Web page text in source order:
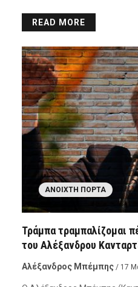
READ MORE
ΑΝΟΙΧΤΉ ΠΌΡΤΑ
Τράμπα τραμπαλίζομαι
του Αλέξανδρου
Αλέξανδρος Μπέμπης / 17